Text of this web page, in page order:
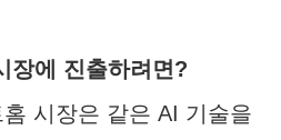
장에 진출하려면?
시장은 같은 AI 기술을